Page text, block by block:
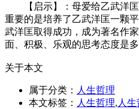
【启示】：母爱给乙武洋匡
重要的是培养了乙武洋匡一颗
武洋匡取得成功，成为著名作
面、积极、乐观的思考态度是多
关于本文
属于分类： 人生哲理
本文标签： 人生哲理, 人